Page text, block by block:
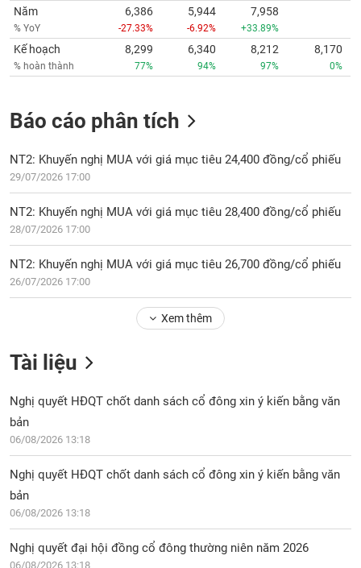
Năm
% YoY
6,386
-27.33%
5,944
-6.92%
7,958
+33.89%
Kế hoạch
% hoàn thành
8,299
77%
6,340
94%
8,212
97%
8,170
0%
Báo cáo phân tích
NT2: Khuyến nghị MUA với giá mục tiêu 24,400 đồng/cổ phiếu
29/07/2026 17:00
NT2: Khuyến nghị MUA với giá mục tiêu 28,400 đồng/cổ phiếu
28/07/2026 17:00
NT2: Khuyến nghị MUA với giá mục tiêu 26,700 đồng/cổ phiếu
26/07/2026 17:00
Xem thêm
Tài liệu
Nghị quyết HĐQT chốt danh sách cổ đông xin ý kiến bằng văn
bản
06/08/2026 13:18
Nghị quyết HĐQT chốt danh sách cổ đông xin ý kiến bằng văn
bản
06/08/2026 13:18
Nghị quyết đại hội đồng cổ đông thường niên năm 2026
06/08/2026 13:18